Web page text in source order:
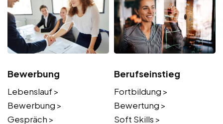
Bewerbung
Lebenslauf >
Bewerbung >
Gespräch >
Berufseinstieg
Fortbildung >
Bewertung >
Soft Skills >